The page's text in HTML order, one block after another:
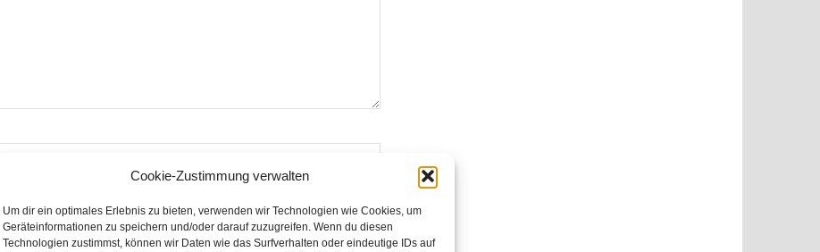
Cookie-Zustimmung verwalten
Um dir ein optimales Erlebnis zu bieten, verwenden wir Technologien wie Cookies, um
Geräteinformationen zu speichern und/oder darauf zuzugreifen. Wenn du diesen
Technologien zustimmst, können wir Daten wie das Surfverhalten oder eindeutige IDs auf